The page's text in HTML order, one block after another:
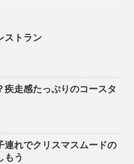
ストラン
疾走感たっぷりのコースタ
連れでクリスマスムードの
もう